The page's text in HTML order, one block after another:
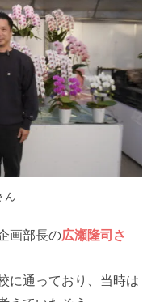
ん
画部長の広瀬隆司さ
に通っており、当時は